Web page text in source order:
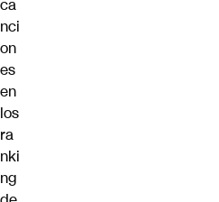
ca
nci
on
es
en
los
ra
nki
ng